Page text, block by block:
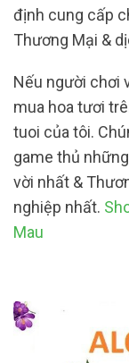
định cung cấp
Thương Mại &
Nếu người chơi
mua hoa tươi
tuoi của tôi.
game thủ
vời nhất &
nghiệp nhất.
Mau